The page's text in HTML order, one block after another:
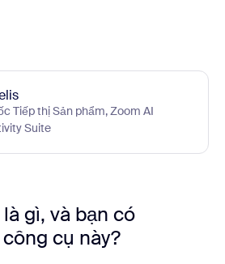
Tiếp thị Sản phẩm, Zoom AI
Suite
gì, và bạn có
cụ này?